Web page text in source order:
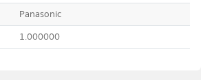
Panasonic
1.000000